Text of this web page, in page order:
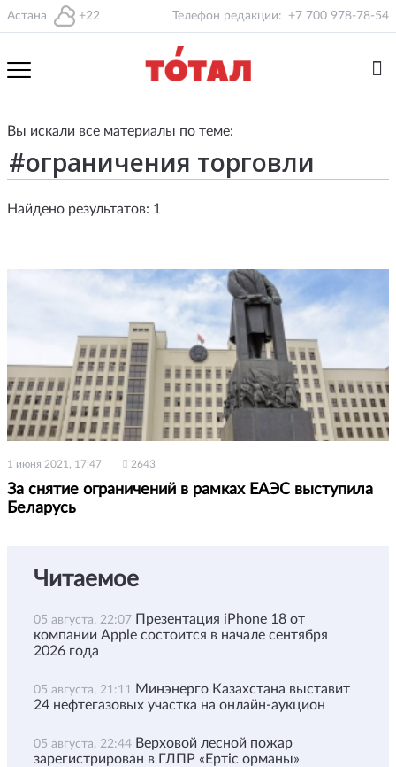
Астана +22 Телефон редакции: +7 700 978-78-54
Вы искали все материалы по теме:
Найдено результатов: 1
1 июня 2021, 17:47 2643
За снятие ограничений в рамках ЕАЭС выступила
Беларусь
Читаемое
05 августа, 22:07 Презентация iPhone 18 от
компании Apple состоится в начале сентября
2026 года
05 августа, 21:11 Минэнерго Казахстана выставит
24 нефтегазовых участка на онлайн-аукцион
05 августа, 22:44 Верховой лесной пожар
зарегистрирован в ГЛПР «Ертіс орманы»